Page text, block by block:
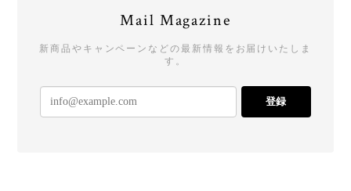
Mail Magazine
新商品やキャンペーンなどの最新情報をお届けいたしま
す。
登録